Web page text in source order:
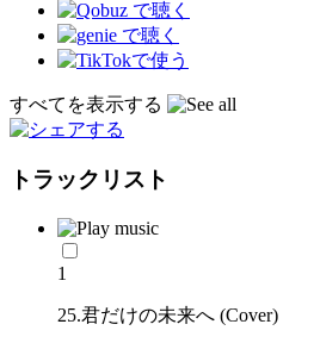
すべてを表示する
トラックリスト
1
25.君だけの未来へ (Cover)